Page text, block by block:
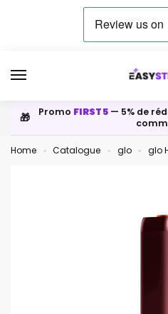
🎁 Promo FIRST5 — 5% de
Home » Catalogue » glo » glo